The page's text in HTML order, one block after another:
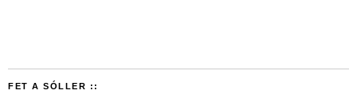
FET A SÓLLER ::